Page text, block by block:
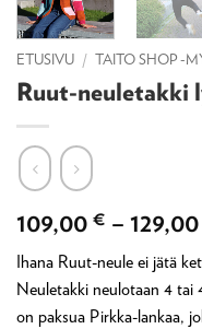
ETUSIVU / TAITO SHOP -
Ruut-neuletakki
109,00 € – 129,00
Ihana Ruut-neule ei jätä
Neuletakki neulotaan 4 tai
on paksua Pirkka-lankaa,